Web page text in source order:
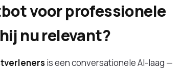
voor professionele
nu relevant?
is een conversationele AI-laag —